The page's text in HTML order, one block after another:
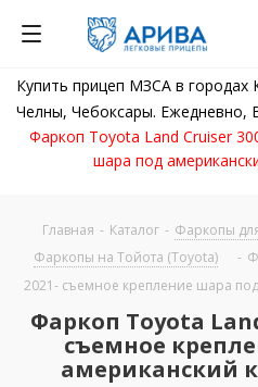
Купить прицеп МЗСА в
Челны, Чебоксары. Ежедневно,
Фаркоп Toyota Land Cruiser
шара под
Главная - Каталог - Фаркопы
Фаркопы на Тойота (Toyota)
-
2021- съемное крепление шара
Фаркоп Toyota
съемное
американский